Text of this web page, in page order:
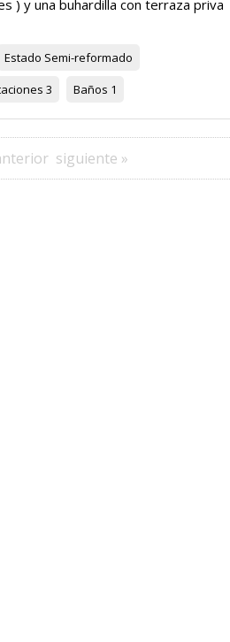
) y una buhardilla con terraza priva
Estado Semi-reformado
3 Baños 1
siguiente »